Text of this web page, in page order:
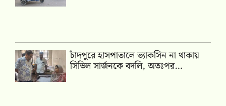
চাঁদপুরে হাসপাতালে ভ্যাকসিন না থাকায়
সিভিল সার্জনকে বদলি, অতঃপর…